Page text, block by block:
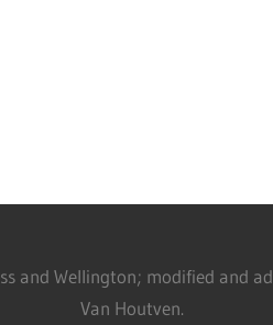
and Wellington; modified and
Van Houtven.